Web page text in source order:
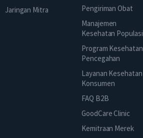
Jaringan Mitra
Pengiriman Obat
Manajemen
Kesehatan Populasi
Program Kesehatan
Pencegahan
Layanan Kesehatan
Konsumen
FAQ B2B
GoodCare Clinic
Kemitraan Merek